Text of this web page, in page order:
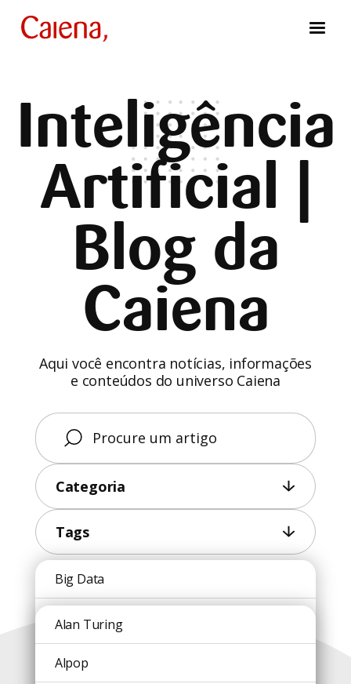
Inteligência
Artificial |
Blog da
Caiena
Aqui você encontra notícias, informações
e conteúdos do universo Caiena
Categoria
Big Data
Blockchain
Caiena
Tags
Alan Turing
Alpop
Conteúdos
recentes